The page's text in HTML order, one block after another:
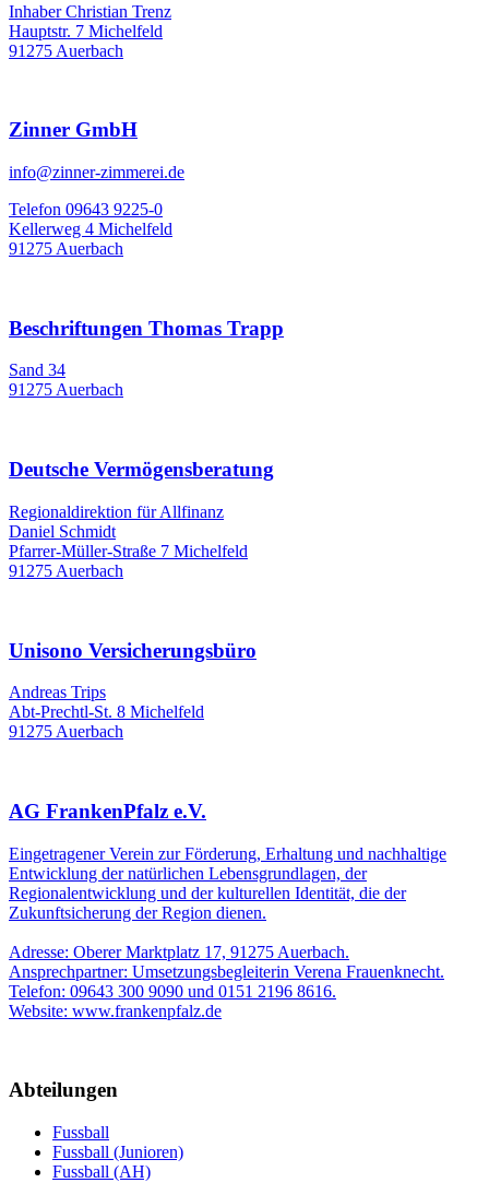
Inhaber Christian Trenz
Hauptstr. 7 Michelfeld
91275 Auerbach
Zinner GmbH
info@zinner-zimmerei.de
Telefon 09643 9225-0
Kellerweg 4 Michelfeld
91275 Auerbach
Beschriftungen Thomas Trapp
Sand 34
91275 Auerbach
Deutsche Vermögensberatung
Regionaldirektion für Allfinanz
Daniel Schmidt
Pfarrer-Müller-Straße 7 Michelfeld
91275 Auerbach
Unisono Versicherungsbüro
Andreas Trips
Abt-Prechtl-St. 8 Michelfeld
91275 Auerbach
AG FrankenPfalz e.V.
Eingetragener Verein zur Förderung, Erhaltung und nachhaltige
Entwicklung der natürlichen Lebensgrundlagen, der
Regionalentwicklung und der kulturellen Identität, die der
Zukunftsicherung der Region dienen.
Adresse: Oberer Marktplatz 17, 91275 Auerbach.
Ansprechpartner: Umsetzungsbegleiterin Verena Frauenknecht.
Telefon: 09643 300 9090 und 0151 2196 8616.
Website: www.frankenpfalz.de
Abteilungen
Fussball
Fussball (Junioren)
Fussball (AH)